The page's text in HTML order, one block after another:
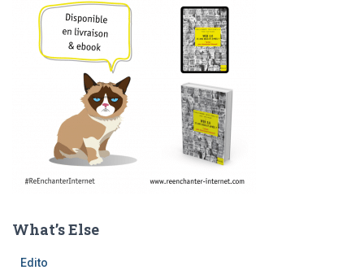
What’s Else
Edito